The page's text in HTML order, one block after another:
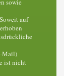
sowie
auf
Mail)
ist nicht